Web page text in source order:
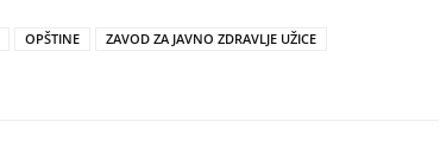
OPŠTINE
ZAVOD ZA JAVNO ZDRAVLJE UŽICE